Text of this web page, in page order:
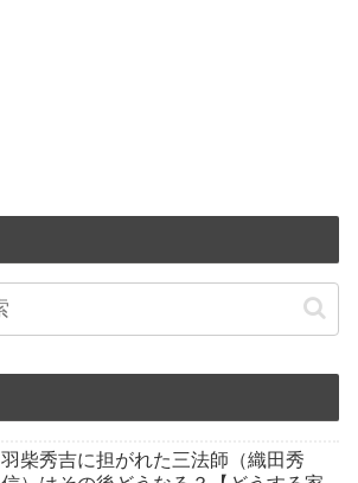
羽柴秀吉に担がれた三法師（織田秀